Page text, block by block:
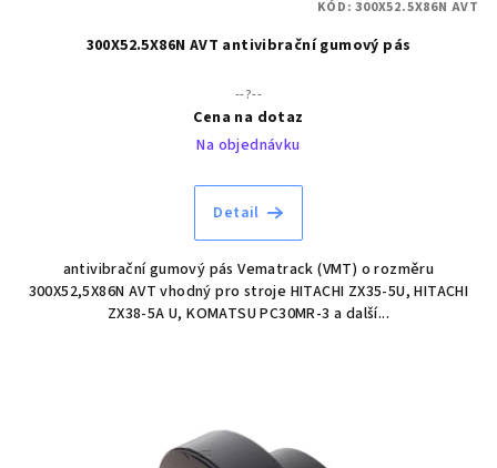
300X52.5X86N AVT antivibrační gumový pás
--?--
Cena na dotaz
Na objednávku
Detail
antivibrační gumový pás Vematrack (VMT) o rozměru
300X52,5X86N AVT vhodný pro stroje HITACHI ZX35-5U, HITACHI
ZX38-5A U, KOMATSU PC30MR-3 a další...
KÓD:300X52.5X86N AVT